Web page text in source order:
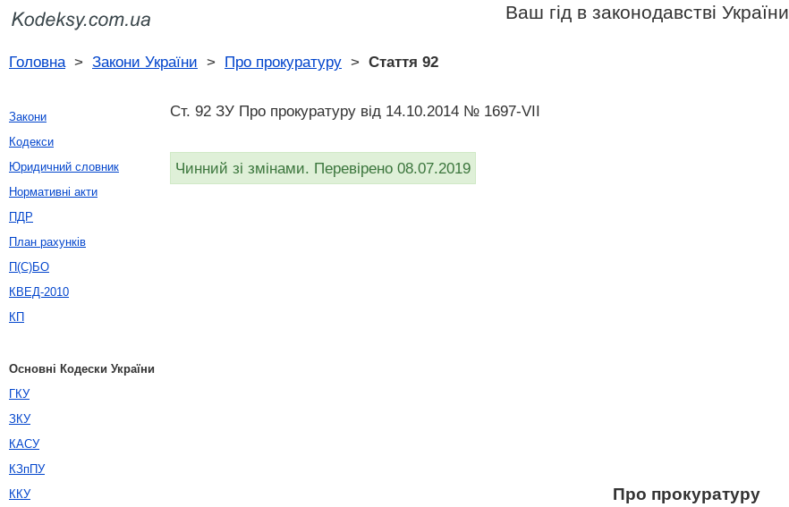
Ваш гід в законодавстві України
Головна> Закони України > Про прокуратуру > Стаття 92
Ст. 92 ЗУ Про прокуратуру від 14.10.2014 № 1697-VII
Чинний зі змінами. Перевірено 08.07.2019
Про прокуратуру
Закони
Кодекси
Юридичний словник
Нормативні акти
ПДР
План рахунків
П(С)БО
КВЕД-2010
КП
Основні Кодески України
ГКУ
ЗКУ
КАСУ
КЗпПУ
ККУ